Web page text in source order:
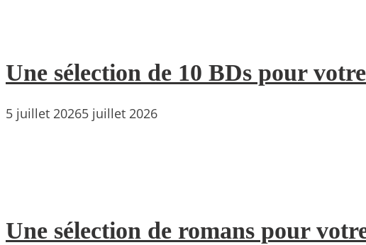
Une sélection de 10 BDs pour
5 juillet 20265 juillet 2026
Une sélection de romans pour